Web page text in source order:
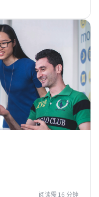
阅读需 16 分钟